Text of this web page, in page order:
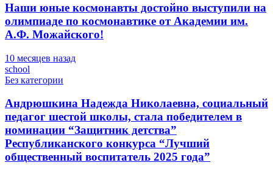
Наши юные космонавты достойно выступили на
олимпиаде по космонавтике от Академии им.
А.Ф. Можайского!
10 месяцев назад
school
Без категории
Андрюшкина Надежда Николаевна, социальный
педагог шестой школы, стала победителем в
номинации “Защитник детства”
Республиканского конкурса “Лучший
общественный воспитатель 2025 года”